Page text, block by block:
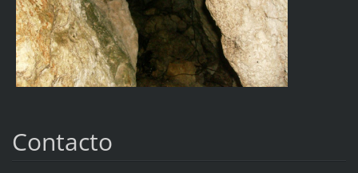
Contacto